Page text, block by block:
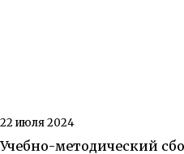
22 июля 2024
Учебно-методический